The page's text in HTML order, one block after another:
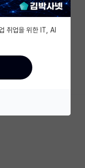
취업을 위한 IT, AI